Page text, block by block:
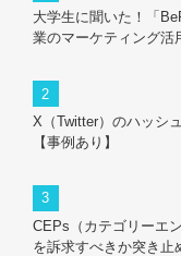
大学生に聞いた！「
業のマーケティング活
X（Twitter）のハッシ
【事例あり】
CEPs（カテゴリーエ
を訴求すべきか突き止